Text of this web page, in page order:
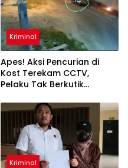
Kriminal
Apes! Aksi Pencurian di
Kost Terekam CCTV,
Pelaku Tak Berkutik
Kriminal